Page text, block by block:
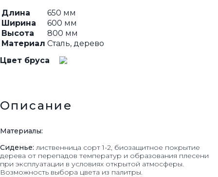
Длина
650 мм
Ширина
600 мм
Высота
800 мм
Материал Сталь, дерево
Цвет бруса
Описание
Материалы:
Сиденье: лиственница сорт 1-2, биозащитное покрытие
дерева от перепадов температур и образования плесени
при эксплуатации в условиях открытой атмосферы.
Возможность выбора цвета из палитры.